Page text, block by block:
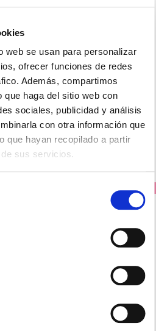
web se usan para personalizar
ofrecer funciones de redes
Además, compartimos
que haga del sitio web con
sociales, publicidad y análisis
con otra información que
que hayan recopilado a partir
sus servicios.